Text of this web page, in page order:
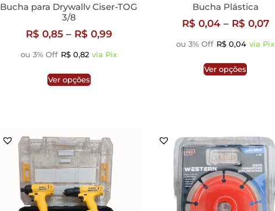
Bucha para Drywallv Ciser-TOG
3/8
R$ 0,85– R$ 0,99
ou 3% Off R$ 0,82 via Pix
Ver opções
Bucha Plástica
R$ 0,04– R$ 0,07
ou 3% Off R$ 0,04 via Pix
Ver opções